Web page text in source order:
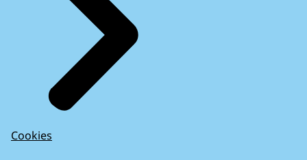
Cookies